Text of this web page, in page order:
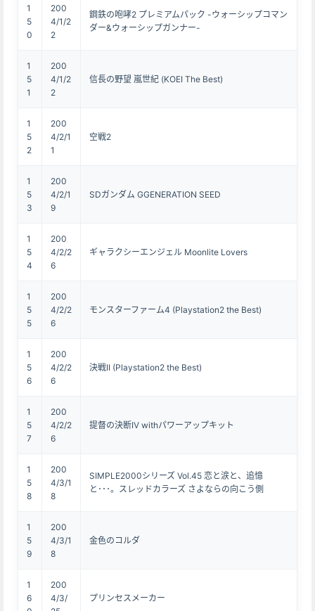
1
5
0
200
4/1/2
2
鋼鉄の咆哮2 プレミアムパック -ウォーシップコマン
ダー&ウォーシップガンナー-
1
5
1
200
4/1/2
2
信長の野望 嵐世紀 (KOEI The Best)
1
5
2
200
4/2/1
1
空戦2
1
5
3
200
4/2/1
9
SDガンダム GGENERATION SEED
1
5
4
200
4/2/2
6
ギャラクシーエンジェル Moonlite Lovers
1
5
5
200
4/2/2
6
モンスターファーム4 (Playstation2 the Best)
1
5
6
200
4/2/2
6
決戦II (Playstation2 the Best)
1
5
7
200
4/2/2
6
提督の決断IV withパワーアップキット
1
5
8
200
4/3/1
8
SIMPLE2000シリーズ Vol.45 恋と涙と、追憶
と･･･。スレッドカラーズ さよならの向こう側
1
5
9
200
4/3/1
8
金色のコルダ
1
6
200
4/3/
プリンセスメーカー